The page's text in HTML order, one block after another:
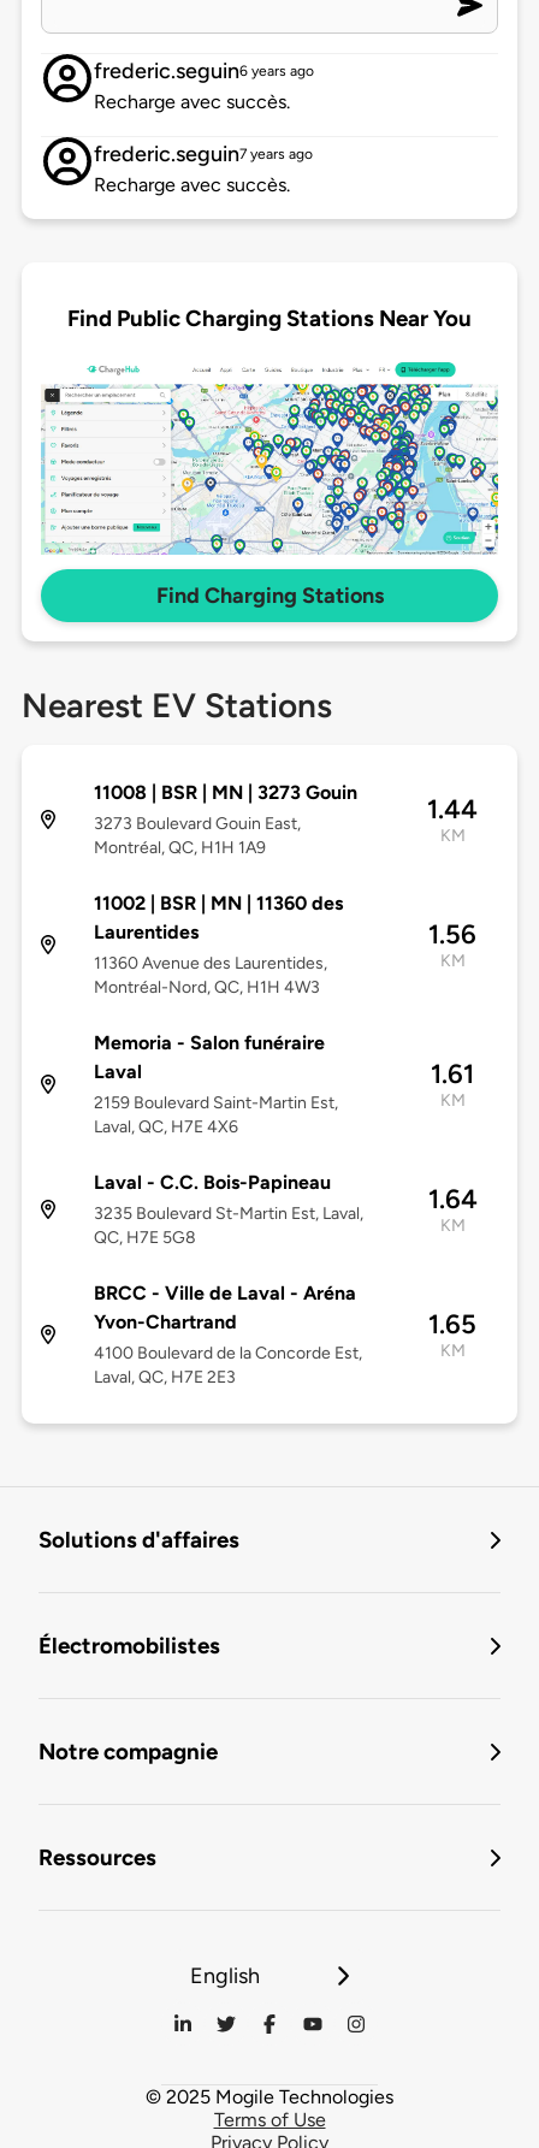
frederic.seguin6 years ago
Recharge avec succès.
frederic.seguin7 years ago
Recharge avec succès.
Find Public Charging Stations Near You
Find Charging Stations
Nearest EV Stations
11008 | BSR | MN | 3273 Gouin
3273 Boulevard Gouin East,
Montréal, QC, H1H 1A9
1.44
KM
11002 | BSR | MN | 11360 des
Laurentides
11360 Avenue des Laurentides,
Montréal-Nord, QC, H1H 4W3
1.56
KM
Memoria - Salon funéraire
Laval
2159 Boulevard Saint-Martin Est,
Laval, QC, H7E 4X6
1.61
KM
Laval - C.C. Bois-Papineau
3235 Boulevard St-Martin Est, Laval,
QC, H7E 5G8
1.64
KM
BRCC - Ville de Laval - Aréna
Yvon-Chartrand
4100 Boulevard de la Concorde Est,
Laval, QC, H7E 2E3
1.65
KM
Solutions d'affaires
Électromobilistes
Notre compagnie
Ressources
English
© 2025 Mogile Technologies
Terms of Use
Privacy Policy